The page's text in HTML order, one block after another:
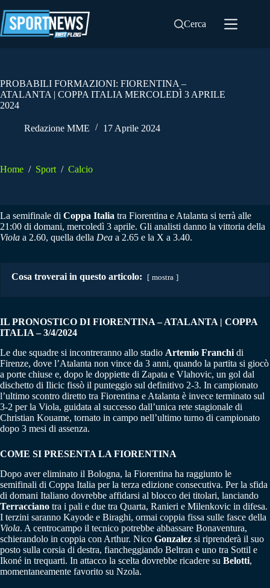
al
contenuto
Cerca
PROBABILI FORMAZIONI: FIORENTINA –
ATALANTA | COPPA ITALIA MERCOLEDÌ 3 APRILE
2024
Redazione MME 17 Aprile 2024
Home / Sport / Calcio
La semifinale di Coppa Italia tra Fiorentina e Atalanta si terrà alle
21:00 di domani, mercoledì 3 aprile. Gli analisti danno la vittoria della
Viola a 2.60, quella della Dea a 2.65 e la X a 3.40.
Cosa troverai in questo articolo: mostra
IL PRONOSTICO DI FIORENTINA – ATALANTA | COPPA
ITALIA – 3/4/2024
Le due squadre si incontreranno allo stadio Artemio Franchi di
Firenze, dove l’Atalanta non vince da 3 anni, quando la partita si giocò
a porte chiuse e, dopo le doppiette di Zapata e Vlahovic, un gol dal
dischetto di Ilicic fissò il punteggio sul definitivo 2-3. In campionato
l’ultimo scontro diretto tra Fiorentina e Atalanta è invece terminato sul
3-2 per la Viola, guidata al successo dall’unica rete stagionale di
Christian Kouame, tornato in campo nell’ultimo turno di campionato
dopo 3 mesi di assenza.
COME SI PRESENTA LA FIORENTINA
Dopo aver eliminato il Bologna, la Fiorentina ha raggiunto le
semifinali di Coppa Italia per la terza edizione consecutiva. Per la sfida
di domani Italiano dovrebbe affidarsi al blocco dei titolari, lanciando
Terracciano tra i pali e due tra Quarta, Ranieri e Milenkovic in difesa.
I terzini saranno Kayode e Biraghi, ormai coppia fissa sulle fasce della
Viola. A centrocampo il tecnico potrebbe abbassare Bonaventura,
schierandolo in coppia con Arthur. Nico Gonzalez si riprenderà il suo
posto sulla corsia di destra, fiancheggiando Beltran e uno tra Sottil e
Ikoné in trequarti. In attacco la scelta dovrebbe ricadere su Belotti,
momentaneamente favorito su Nzola.